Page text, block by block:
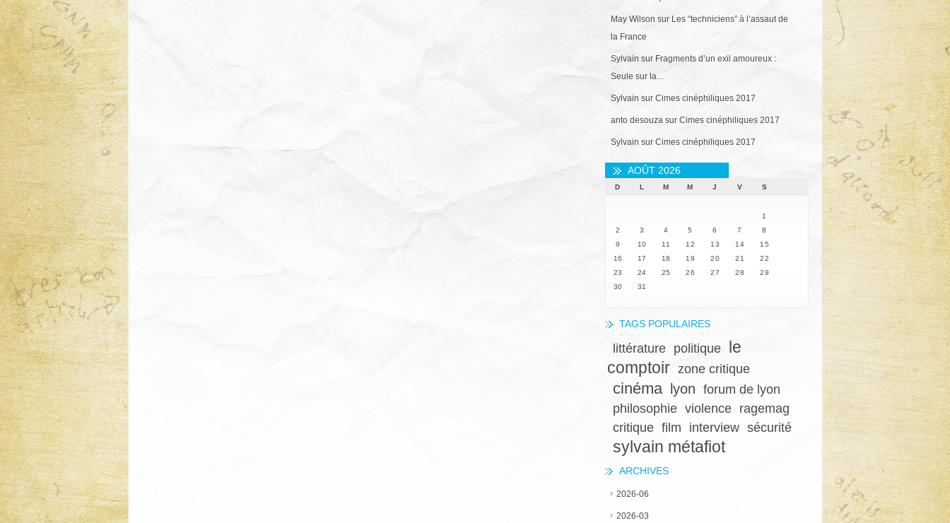
May Wilson sur Les “techniciens” à l’assaut de
la France
Sylvain sur Fragments d’un exil amoureux :
Seule sur la...
Sylvain sur Cimes cinéphiliques 2017
anto desouzasur Cimes cinéphiliques 2017
Sylvain sur Cimes cinéphiliques 2017
AOÛT 2026
D L M M J V S
1
2
3 4 5 6 7
8
9
10 11 12 13 14
15
16
17 18 19 20 21
22
23
24 25 26 27 28
29
30
31
TAGS POPULAIRES
littérature politique
le
comptoir zone critique
cinéma lyon forum de lyon
philosophie violence
ragemag
critique film interview sécurité
sylvain métafiot
ARCHIVES
2026-06
2026-03